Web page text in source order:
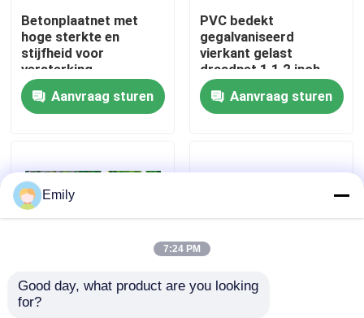
Kwaliteitscontrole
Neem contact met ons op
Gevallen
Het uitgebreide Netwerk van de Metaaldraad
Het geperforeerde Netwerk van de Metaaldraad
Betonplaatnet met
hoge sterkte en
stijfheid voor
versterking
Aanvraag sturen
PVC bedekt
gegalvaniseerd
vierkant gelast
draadnet 1 1 2 inch
Aanvraag sturen
Duurzaam
Emily
7:24 PM
Good day, what product are you looking
for?